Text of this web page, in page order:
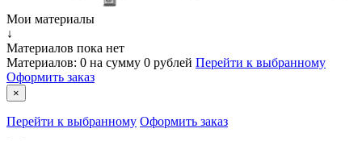
Мои материалы
↓
Материалов пока нет
Материалов: 0 на сумму 0 рублей Перейти к выбранному
Оформить заказ
×
Перейти к выбранному Оформить заказ